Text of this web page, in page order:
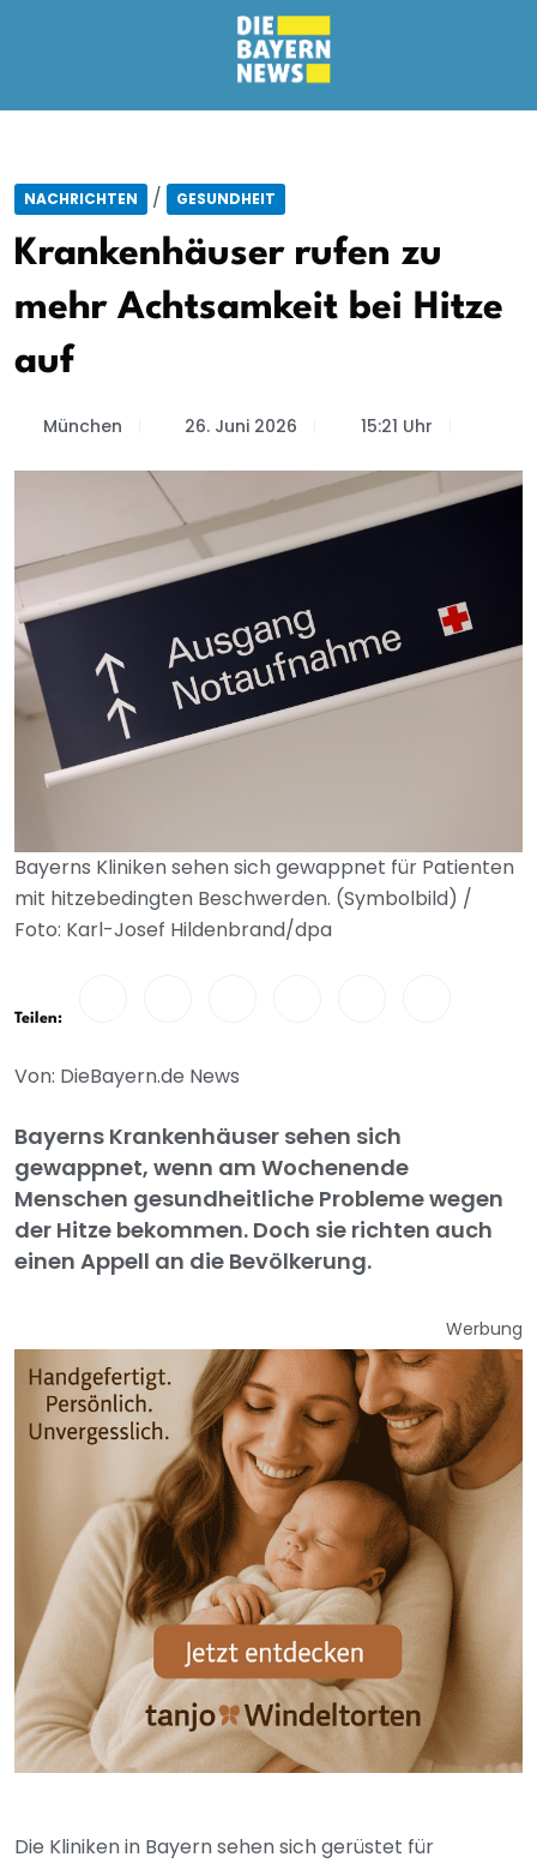
NACHRICHTEN / GESUNDHEIT
Krankenhäuser rufen zu
mehr Achtsamkeit bei Hitze
auf
München 26. Juni 2026 15:21 Uhr
Bayerns Kliniken sehen sich gewappnet für Patienten
mit hitzebedingten Beschwerden. (Symbolbild) /
Foto: Karl-Josef Hildenbrand/dpa
Teilen:
Von: DieBayern.de News
Bayerns Krankenhäuser sehen sich
gewappnet, wenn am Wochenende
Menschen gesundheitliche Probleme wegen
der Hitze bekommen. Doch sie richten auch
einen Appell an die Bevölkerung.
Werbung
Die Kliniken in Bayern sehen sich gerüstet für